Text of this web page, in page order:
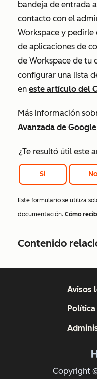
bandeja de entrada
contacto con el
Workspace y pedirle
de aplicaciones de
de Workspace de tu
configurar una lista
en este artículo del
Más información
Avanzada de Google
¿Te resultó útil este
Si
Este formulario se utiliza
documentación. Cómo
Contenido
Copyright
Avisos